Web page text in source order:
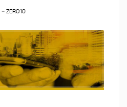
– ZERO10